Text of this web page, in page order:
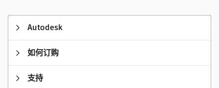
Autodesk
如何订购
支持